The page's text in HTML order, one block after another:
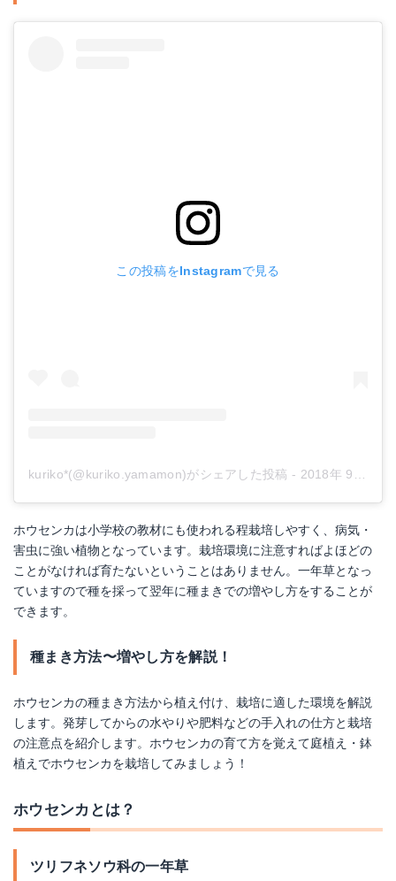
この投稿をInstagramで見る
kuriko*(@kuriko.yamamon)がシェアした投稿 - 2018年 9月月7日午前3時45分PDT
ホウセンカは小学校の教材にも使われる程栽培しやすく、病気・
害虫に強い植物となっています。栽培環境に注意すればよほどの
ことがなければ育たないということはありません。一年草となっ
ていますので種を採って翌年に種まきでの増やし方をすることが
できます。
種まき方法〜増やし方を解説！
ホウセンカの種まき方法から植え付け、栽培に適した環境を解説
します。発芽してからの水やりや肥料などの手入れの仕方と栽培
の注意点を紹介します。ホウセンカの育て方を覚えて庭植え・鉢
植えでホウセンカを栽培してみましょう！
ホウセンカとは？
ツリフネソウ科の一年草